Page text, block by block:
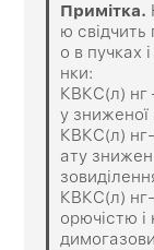
Примітка.
ю
о в пучках
нки:
КВКС(л) нг
у зниженої
КВКС(л) нг-
ату
КВКС(л) нг-
орючістю і